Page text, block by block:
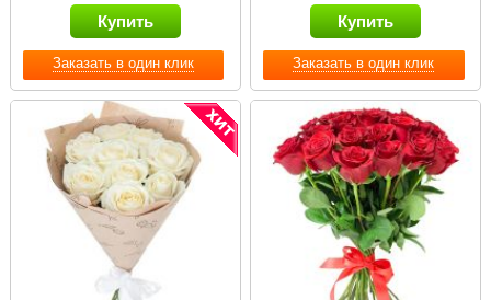
Заказать в один клик
Купить
Заказать в один клик
Купить